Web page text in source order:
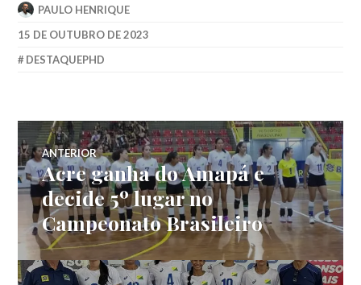
PAULO HENRIQUE
15 DE OUTUBRO DE 2023
DESTAQUEPHD
ANTERIOR
Acre ganha do Amapá e
decide 5º lugar no
Campeonato Brasileiro